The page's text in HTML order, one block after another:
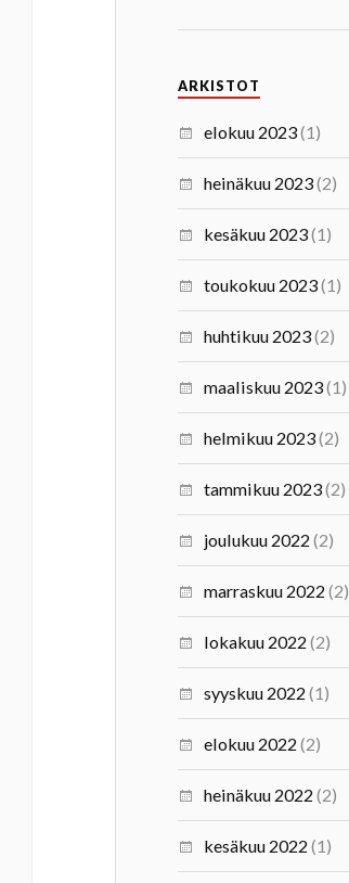
ARKISTOT
elokuu 2023(1)
heinäkuu 2023(2)
kesäkuu 2023(1)
toukokuu 2023(1)
huhtikuu 2023(2)
maaliskuu 2023(1)
helmikuu 2023(2)
tammikuu 2023(2)
joulukuu 2022 (2)
marraskuu 2022 (2)
lokakuu 2022 (2)
syyskuu 2022 (1)
elokuu 2022 (2)
heinäkuu 2022 (2)
kesäkuu 2022 (1)